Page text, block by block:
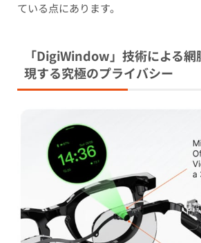
ている点にあります。
「DigiWindow」技術による
現する究極のプライバシー